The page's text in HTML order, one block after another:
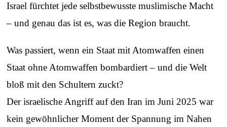
Israel fürchtet jede selbstbewusste muslimische Macht
– und genau das ist es, was die Region braucht.
Was passiert, wenn ein Staat mit Atomwaffen einen
Staat ohne Atomwaffen bombardiert – und die Welt
bloß mit den Schultern zuckt?
Der israelische Angriff auf den Iran im Juni 2025 war
kein gewöhnlicher Moment der Spannung im Nahen